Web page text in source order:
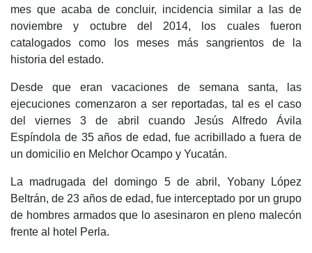
mes que acaba de concluir, incidencia similar a las de
noviembre y octubre del 2014, los cuales fueron
catalogados como los meses más sangrientos de la
historia del estado.
Desde que eran vacaciones de semana santa, las
ejecuciones comenzaron a ser reportadas, tal es el caso
del viernes 3 de abril cuando Jesús Alfredo Ávila
Espíndola de 35 años de edad, fue acribillado a fuera de
un domicilio en Melchor Ocampo y Yucatán.
La madrugada del domingo 5 de abril, Yobany López
Beltrán, de 23 años de edad, fue interceptado por un grupo
de hombres armados que lo asesinaron en pleno malecón
frente al hotel Perla.